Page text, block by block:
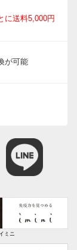
に送料5,000円
が可能
イミニ